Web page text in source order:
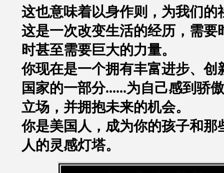
这也意味着以身作则，为我们的
这是一次改变生活的经历，需要
时甚至需要巨大的力量。
你现在是一个拥有丰富进步、创
国家的一部分......为自己感到骄
立场，并拥抱未来的机会。
你是美国人， 成为你的孩子和那
人的灵感灯塔。